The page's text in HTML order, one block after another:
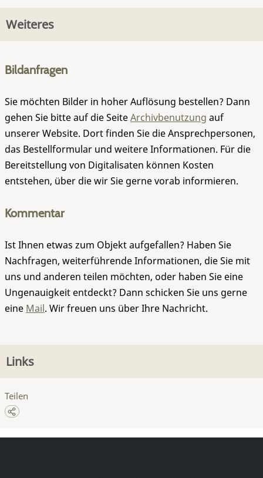
Weiteres
Bildanfragen
Sie möchten Bilder in hoher Auflösung bestellen? Dann
gehen Sie bitte auf die SeiteArchivbenutzung auf
unserer Website. Dort finden Sie die Ansprechpersonen,
das Bestellformular und weitere Informationen. Für die
Bereitstellung von Digitalisaten können Kosten
entstehen, über die wir Sie gerne vorab informieren.
Kommentar
Ist Ihnen etwas zum Objekt aufgefallen? Haben Sie
Nachfragen, weiterführende Informationen, die Sie mit
uns und anderen teilen möchten, oder haben Sie eine
Ungenauigkeit entdeckt? Dann schicken Sie uns gerne
eine Mail. Wir freuen uns über Ihre Nachricht.
Links
Teilen